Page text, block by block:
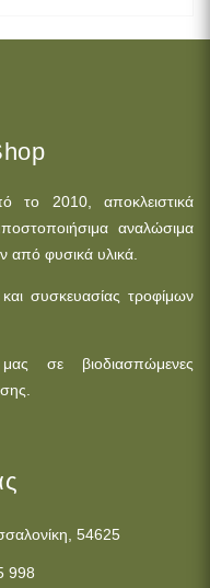
το 2010, αποκλειστικά
αναλώσιμα
από φυσικά υλικά.
και συσκευασίας τροφίμων
σε βιοδιασπώμενες
54625
998